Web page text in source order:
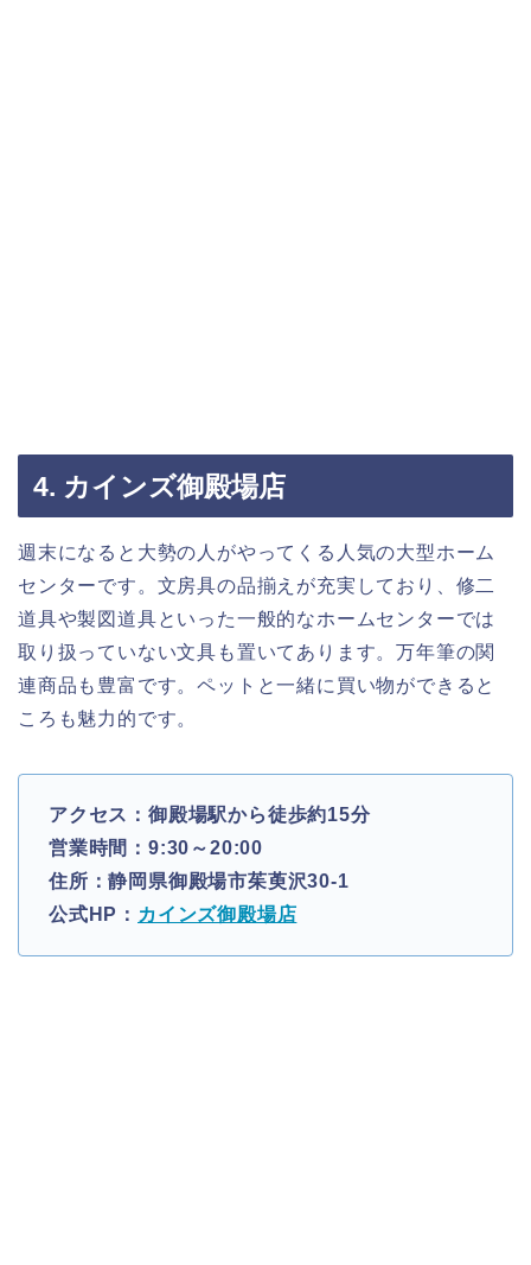
4. カインズ御殿場店
週末になると大勢の人がやってくる人気の大型ホーム
センターです。文房具の品揃えが充実しており、修二
道具や製図道具といった一般的なホームセンターでは
取り扱っていない文具も置いてあります。万年筆の関
連商品も豊富です。ペットと一緒に買い物ができると
ころも魅力的です。
アクセス：御殿場駅から徒歩約15分
営業時間：9:30～20:00
住所：静岡県御殿場市茱萸沢30-1
公式HP： カインズ御殿場店